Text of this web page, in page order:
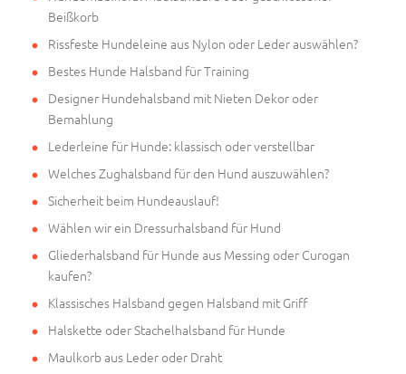
Beißkorb
Rissfeste Hundeleine aus Nylon oder Leder auswählen?
Bestes Hunde Halsband für Training
Designer Hundehalsband mit Nieten Dekor oder
Bemahlung
Lederleine für Hunde: klassisch oder verstellbar
Welches Zughalsband für den Hund auszuwählen?
Sicherheit beim Hundeauslauf!
Wählen wir ein Dressurhalsband für Hund
Gliederhalsband für Hunde aus Messing oder Curogan
kaufen?
Klassisches Halsband gegen Halsband mit Griff
Halskette oder Stachelhalsband für Hunde
Maulkorb aus Leder oder Draht